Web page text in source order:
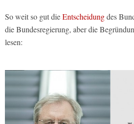
So weit so gut dieEntscheidungdes
die Bundesregierung, aber die
lesen: